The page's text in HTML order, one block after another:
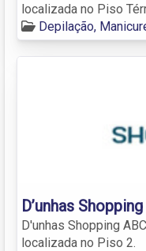
localizada no Piso
Depilação,
D’unhas
D'unhas Shopping
localizada no Piso 2.